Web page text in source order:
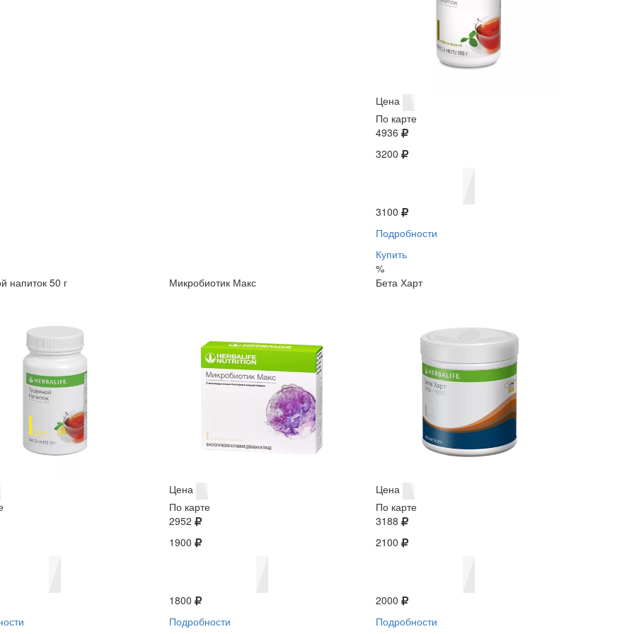
Цена
По карте
4936
3200
3100
Подробности
Купить
%
напиток 50 г
Микробиотик Макс
Цена
По карте
2952
1900
1800
Подробности
Бета Харт
Цена
По карте
3188
2100
2000
Подробности